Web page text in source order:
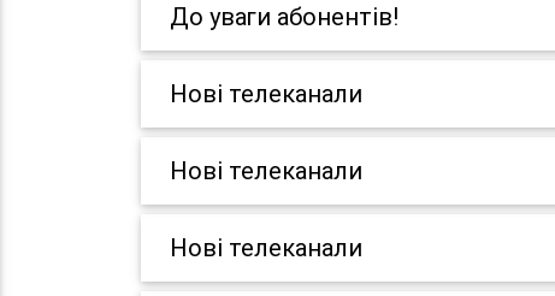
До уваги абонентів!
Нові телеканали
Нові телеканали
Нові телеканали